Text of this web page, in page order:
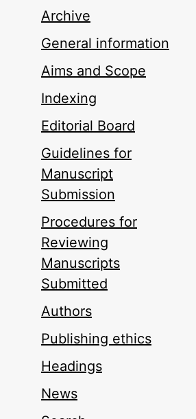
Archive
General information
Aims and Scope
Indexing
Editorial Board
Guidelines for
Manuscript
Submission
Procedures for
Reviewing
Manuscripts
Submitted
Authors
Publishing ethics
Headings
News